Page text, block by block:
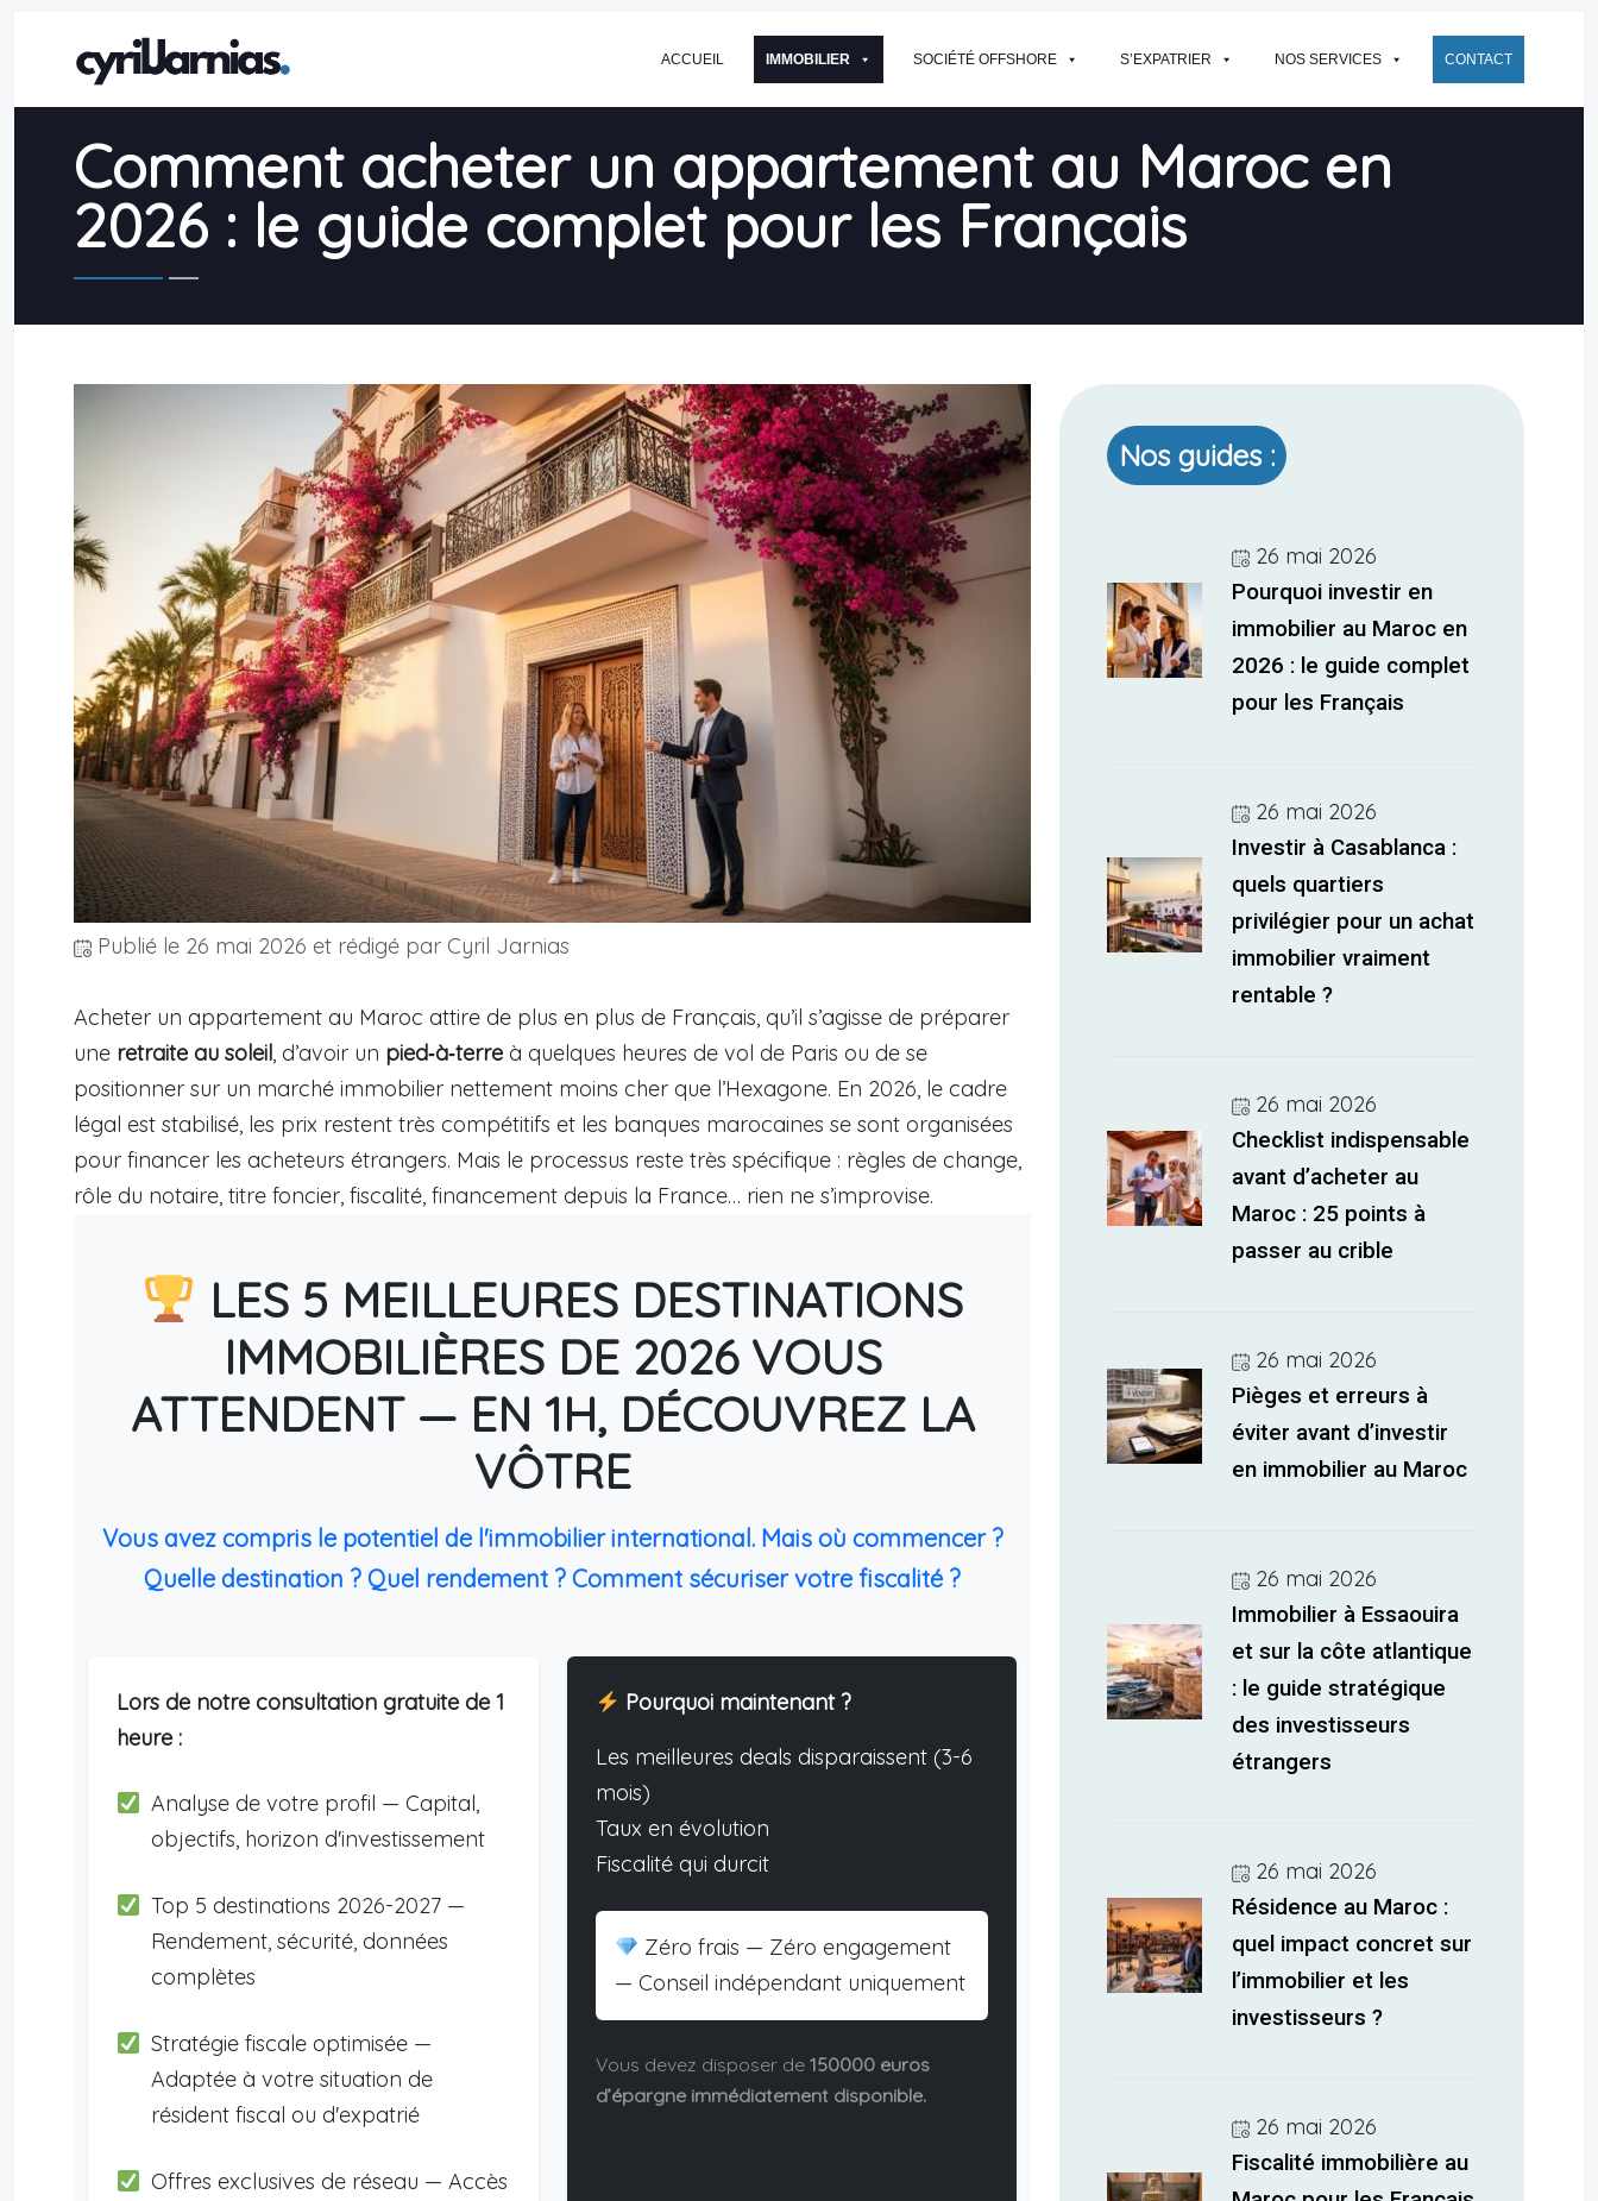
ACCUEIL IMMOBILIER SOCIÉTÉ OFFSHORE S’EXPATRIER NOS SERVICES CONTACT
Comment acheter un appartement au Maroc en
2026 : le guide complet pour les Français
Publié le 26 mai 2026 et rédigé par Cyril Jarnias
Acheter un appartement au Maroc attire de plus en plus de Français, qu’il s’agisse de préparer
une retraite au soleil, d’avoir un pied‑à‑terre à quelques heures de vol de Paris ou de se
positionner sur un marché immobilier nettement moins cher que l’Hexagone. En 2026, le cadre
légal est stabilisé, les prix restent très compétitifs et les banques marocaines se sont organisées
pour financer les acheteurs étrangers. Mais le processus reste très spécifique : règles de change,
rôle du notaire, titre foncier, fiscalité, financement depuis la France… rien ne s’improvise.
LES 5 MEILLEURES DESTINATIONS
IMMOBILIÈRES DE 2026 VOUS
ATTENDENT — EN 1H, DÉCOUVREZ LA
VÔTRE
Vous avez compris le potentiel de l'immobilier international. Mais où commencer ?
Quelle destination ? Quel rendement ? Comment sécuriser votre fiscalité ?
Lors de notre consultation gratuite de 1
heure :
Analyse de votre profil — Capital,
objectifs, horizon d'investissement
Top 5 destinations 2026-2027 —
Rendement, sécurité, données
complètes
Stratégie fiscale optimisée —
Adaptée à votre situation de
résident fiscal ou d'expatrié
Offres exclusives de réseau — Accès
Pourquoi maintenant ?
Les meilleures deals disparaissent (3-6
mois)
Taux en évolution
Fiscalité qui durcit
Zéro frais — Zéro engagement
— Conseil indépendant uniquement
Vous devez disposer de 150000 euros
d’épargne immédiatement disponible.
Nos guides :
26 mai 2026
Pourquoi investir en
immobilier au Maroc en
2026 : le guide complet
pour les Français
26 mai 2026
Investir à Casablanca :
quels quartiers
privilégier pour un achat
immobilier vraiment
rentable ?
26 mai 2026
Checklist indispensable
avant d’acheter au
Maroc : 25 points à
passer au crible
26 mai 2026
Pièges et erreurs à
éviter avant d’investir
en immobilier au Maroc
26 mai 2026
Immobilier à Essaouira
et sur la côte atlantique
: le guide stratégique
des investisseurs
étrangers
26 mai 2026
Résidence au Maroc :
quel impact concret sur
l’immobilier et les
investisseurs ?
26 mai 2026
Fiscalité immobilière au